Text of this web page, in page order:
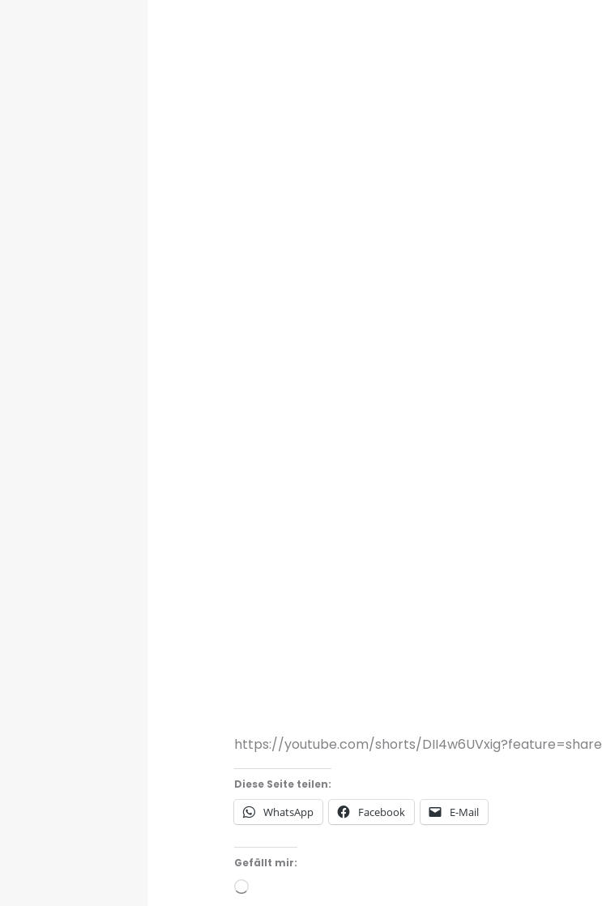
https://youtube.com/shorts/DII4w6UVxig?feature=share
Diese Seite teilen:
WhatsApp Facebook E-Mail
Gefällt mir:
Wird